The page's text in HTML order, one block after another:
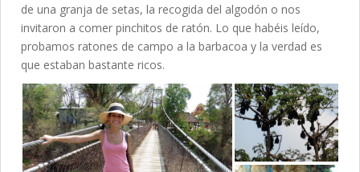
de una granja de setas, la recogida del algodón o nos
invitaron a comer pinchitos de ratón. Lo que habéis leído,
probamos ratones de campo a la barbacoa y la verdad es
que estaban bastante ricos.